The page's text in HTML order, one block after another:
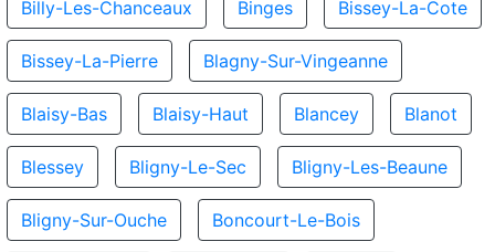
Billy-Les-Chanceaux Binges Bissey-La-Cote
Bissey-La-Pierre Blagny-Sur-Vingeanne
Blaisy-Bas Blaisy-Haut Blancey Blanot
Blessey Bligny-Le-Sec Bligny-Les-Beaune
Bligny-Sur-Ouche Boncourt-Le-Bois